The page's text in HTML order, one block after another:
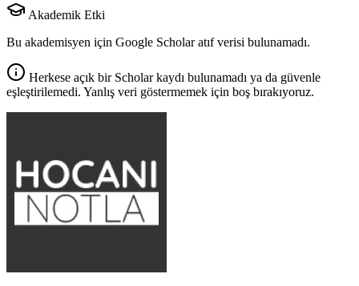
Akademik Etki
Bu akademisyen için Google Scholar atıf verisi bulunamadı.
Herkese açık bir Scholar kaydı bulunamadı ya da güvenle
eşleştirilemedi. Yanlış veri göstermemek için boş bırakıyoruz.